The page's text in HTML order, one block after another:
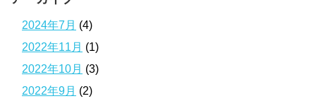
2024年7月 (4)
2022年11月 (1)
2022年10月 (3)
2022年9月 (2)